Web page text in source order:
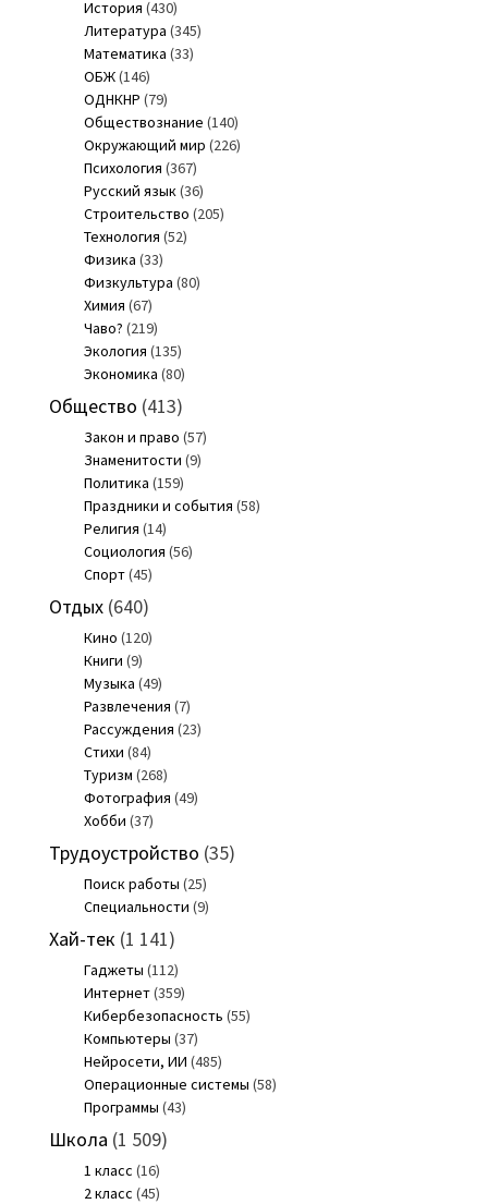
История (430)
Литература (345)
Математика (33)
ОБЖ(146)
ОДНКНР (79)
Обществознание (140)
Окружающий мир (226)
Психология (367)
Русский язык (36)
Строительство (205)
Технология (52)
Физика (33)
Физкультура (80)
Химия (67)
Чаво? (219)
Экология (135)
Экономика (80)
Общество (413)
Закон и право (57)
Знаменитости (9)
Политика (159)
Праздники и события (58)
Религия (14)
Социология (56)
Спорт(45)
Отдых(640)
Кино (120)
Книги (9)
Музыка (49)
Развлечения (7)
Рассуждения (23)
Стихи (84)
Туризм (268)
Фотография (49)
Хобби (37)
Трудоустройство (35)
Поиск работы (25)
Специальности (9)
Хай-тек (1 141)
Гаджеты (112)
Интернет(359)
Кибербезопасность (55)
Компьютеры (37)
Нейросети, ИИ (485)
Операционные системы (58)
Программы (43)
Школа (1 509)
1 класс (16)
2 класс (45)